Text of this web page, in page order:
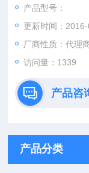
产品型号：
更新时间：
厂商性质：代理
访问量：1339
产品咨
产品分类